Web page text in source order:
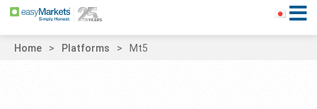
Home Platforms Mt5